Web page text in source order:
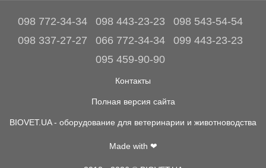
098 772-34-34 098 443-23-23
098 543-54-54
098 337-27-27
066 772-34-34
099 443-23-23
095 459-90-90
Контакты
Полная версия сайта
BIOVET.UA - оборудование для ветеринарии и животноводства
Made with ❤